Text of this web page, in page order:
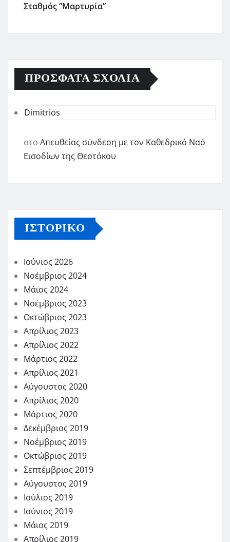
Σταθμός ”Μαρτυρία”
ΠΡΌΣΦΑΤΑ ΣΧΌΛΙΑ
Dimitrios
στο Απευθείας σύνδεση με τον Καθεδρικό Ναό
Εισοδίων της Θεοτόκου
ΙΣΤΟΡΙΚΌ
Ιούνιος 2026
Νοέμβριος 2024
Μάιος 2024
Νοέμβριος 2023
Οκτώβριος 2023
Απρίλιος 2023
Απρίλιος 2022
Μάρτιος 2022
Απρίλιος 2021
Αύγουστος 2020
Απρίλιος 2020
Μάρτιος 2020
Δεκέμβριος 2019
Νοέμβριος 2019
Οκτώβριος 2019
Σεπτέμβριος 2019
Αύγουστος 2019
Ιούλιος 2019
Ιούνιος 2019
Μάιος 2019
Απρίλιος 2019